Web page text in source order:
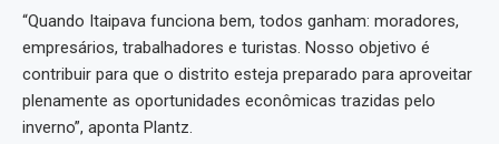
“Quando Itaipava funciona bem, todos ganham: moradores,
empresários, trabalhadores e turistas. Nosso objetivo é
contribuir para que o distrito esteja preparado para aproveitar
plenamente as oportunidades econômicas trazidas pelo
inverno”, aponta Plantz.